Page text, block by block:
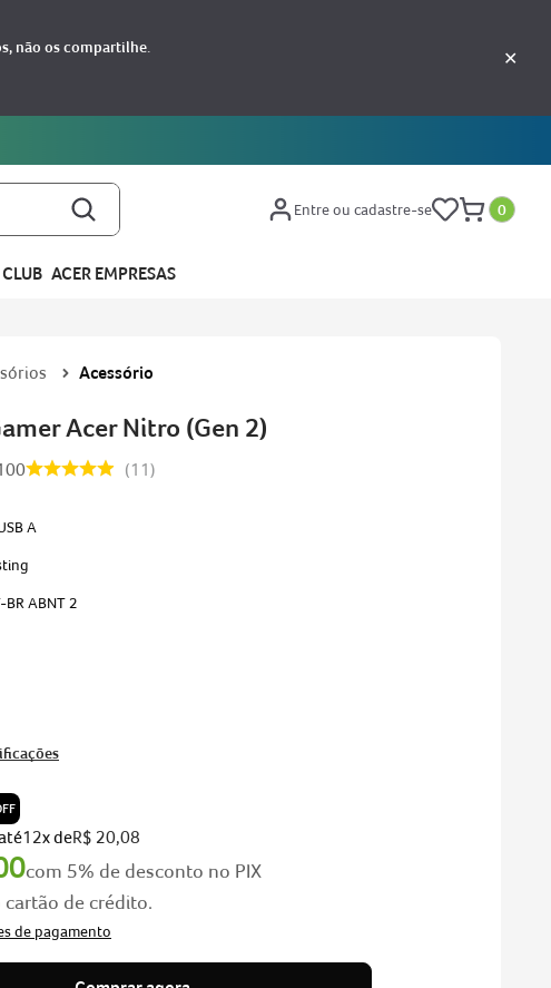
não os compartilhe.
✕
Entre ou cadastre-se 0
ACER EMPRESAS
Acessório
Acer Nitro (Gen 2)
11
A
BR ABNT 2
12x deR$ 20,08
com 5% de desconto no PIX
de crédito.